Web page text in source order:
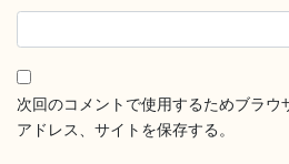
次回のコメントで使用するためブラウ
アドレス、サイトを保存する。